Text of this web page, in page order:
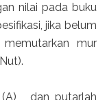
nilai pada buku
jika belum
mur
, dan putarlah